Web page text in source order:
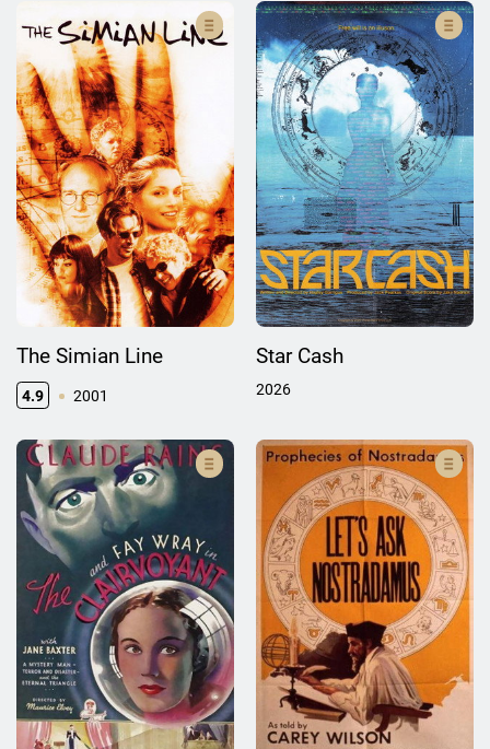
The Simian Line
4.9 2001
Star Cash
2026